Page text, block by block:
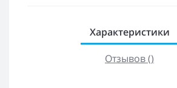
Характеристики
Отзывов ()